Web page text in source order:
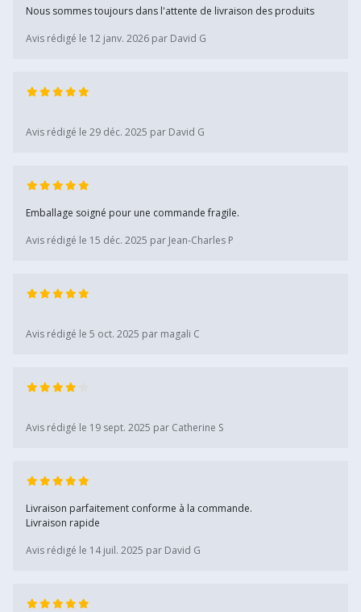
Nous sommes toujours dans l'attente de livraison des produits
Avis rédigé le 12 janv. 2026 par David G
Avis rédigé le 29 déc. 2025 par David G
Emballage soigné pour une commande fragile.
Avis rédigé le 15 déc. 2025 par Jean-Charles P
Avis rédigé le 5 oct. 2025 par magali C
Avis rédigé le 19 sept. 2025 par Catherine S
Livraison parfaitement conforme à la commande.
Livraison rapide
Avis rédigé le 14 juil. 2025 par David G